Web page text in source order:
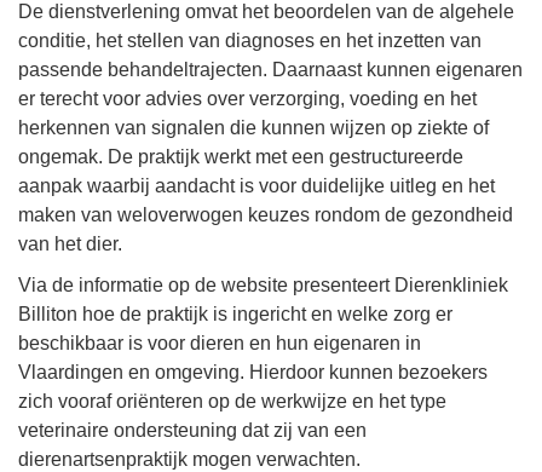
De dienstverlening omvat het beoordelen van de algehele
conditie, het stellen van diagnoses en het inzetten van
passende behandeltrajecten. Daarnaast kunnen eigenaren
er terecht voor advies over verzorging, voeding en het
herkennen van signalen die kunnen wijzen op ziekte of
ongemak. De praktijk werkt met een gestructureerde
aanpak waarbij aandacht is voor duidelijke uitleg en het
maken van weloverwogen keuzes rondom de gezondheid
van het dier.
Via de informatie op de website presenteert Dierenkliniek
Billiton hoe de praktijk is ingericht en welke zorg er
beschikbaar is voor dieren en hun eigenaren in
Vlaardingen en omgeving. Hierdoor kunnen bezoekers
zich vooraf oriënteren op de werkwijze en het type
veterinaire ondersteuning dat zij van een
dierenartsenpraktijk mogen verwachten.